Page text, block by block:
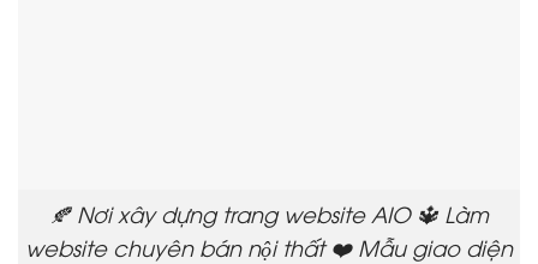
🍂 Nơi xây dựng trang website AIO 🔱 Làm
website chuyên bán nội thất ❤️ Mẫu giao diện